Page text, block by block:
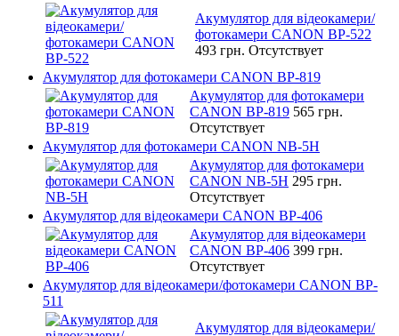
Акумулятор для відеокамери/
фотокамери CANON BP-522
493 грн. Отсутствует
Акумулятор для фотокамери CANON BP-819
Акумулятор для фотокамери
CANON BP-819 565 грн.
Отсутствует
Акумулятор для фотокамери CANON NB-5H
Акумулятор для фотокамери
CANON NB-5H 295 грн.
Отсутствует
Акумулятор для відеокамери CANON BP-406
Акумулятор для відеокамери
CANON BP-406 399 грн.
Отсутствует
Акумулятор для відеокамери/фотокамери CANON BP-
511
Акумулятор для відеокамери/